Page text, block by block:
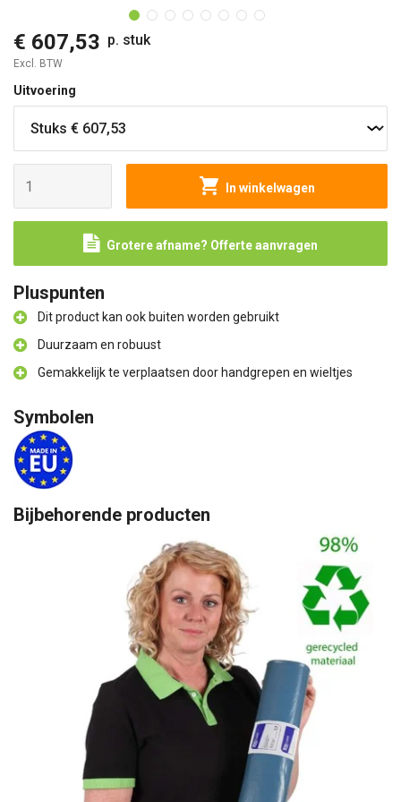
€ 607,53 p. stuk
Excl. BTW
Uitvoering
In winkelwagen
Grotere afname? Offerte aanvragen
Pluspunten
Dit product kan ook buiten worden gebruikt
Duurzaam en robuust
Gemakkelijk te verplaatsen door handgrepen en wieltjes
Symbolen
Bijbehorende producten